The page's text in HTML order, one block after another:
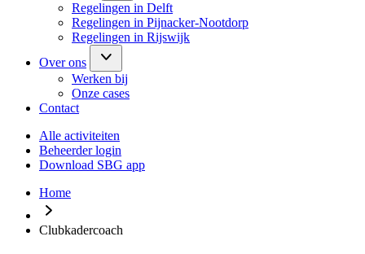
Regelingen in Delft
Regelingen in Pijnacker-Nootdorp
Regelingen in Rijswijk
Over ons
Werken bij
Onze cases
Contact
Alle activiteiten
Beheerder login
Download SBG app
Home
Clubkadercoach